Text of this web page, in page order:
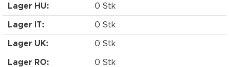
Lager HU: 0 Stk
Lager IT: 0 Stk
Lager UK: 0 Stk
Lager RO: 0 Stk